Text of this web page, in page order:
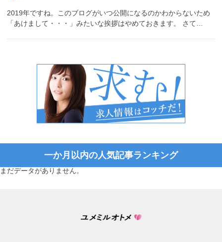
2019年ですね。このブログがいつ公開になるのかわからないため
「あけまして・・・」みたいな挨拶はやめておきます。 さて…
一か月以内の人気記事ランキング
まだデータがありません。